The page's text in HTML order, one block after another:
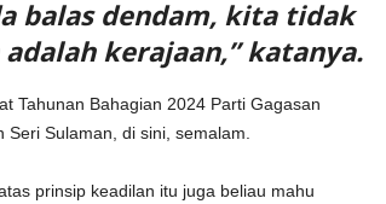
balas dendam, kita tidak
kerajaan,” katanya.
Tahunan Bahagian 2024 Parti Gagasan
Sulaman, di sini, semalam.
prinsip keadilan itu juga beliau mahu